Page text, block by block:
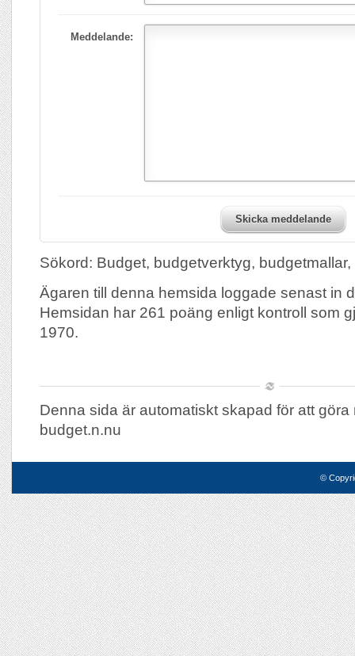
Meddelande:
Skicka meddelande
Sökord: Budget, budgetverktyg,
Ägaren till denna hemsida loggade senast in
Hemsidan har 261 poäng enligt kontroll som
1970.
Denna sida är automatiskt skapad för att göra
budget.n.nu
©